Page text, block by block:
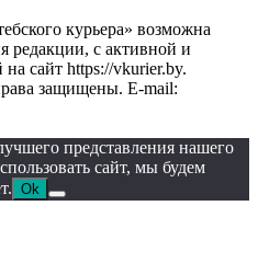
курьера» возможна
редакции, с активной и
сайт https://vkurier.by.
защищены. E-mail:
представления нашего
сайт, мы будем
Ok